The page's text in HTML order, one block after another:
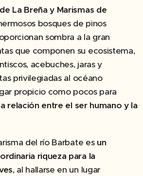
La Breña y Marismas de
bosques de pinos
sombra a la gran
que componen su ecosistema,
acebuches, jaras y
privilegiadas al océano
propicio como pocos para
relación entre el ser humano y la
del río Barbate es un
riqueza para la
, al hallarse en un lugar